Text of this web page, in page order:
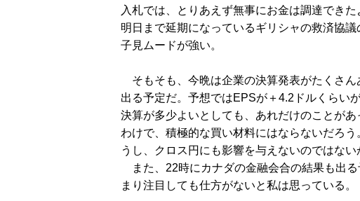
入札では、とりあえず無事にお金は調達でき
明日まで延期になっているギリシャの救済協
子見ムードが強い。
そもそも、今晩は企業の決算発表がたくさ
出る予定だ。予想ではEPSが＋4.2ドルくらい
決算が多少よいとしても、あれだけのことが
わけで、積極的な買い材料にはならないだろ
うし、クロス円にも影響を与えないのではない
また、22時にカナダの金融会合の結果も出
まり注目しても仕方がないと私は思っている。